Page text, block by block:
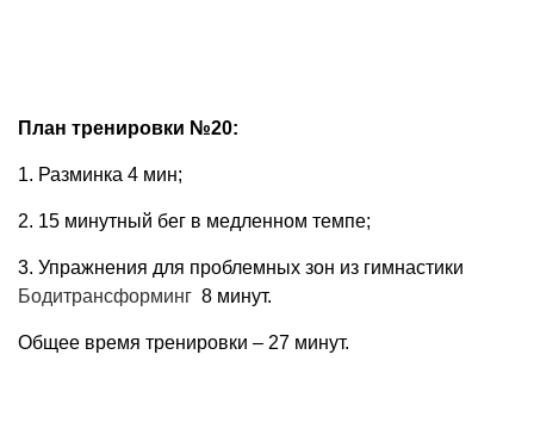
План тренировки №20:
1. Разминка 4 мин;
2. 15 минутный бег в медленном темпе;
3. Упражнения для проблемных зон из гимнастики
Бодитрансформинг 8 минут.
Общее время тренировки – 27 минут.